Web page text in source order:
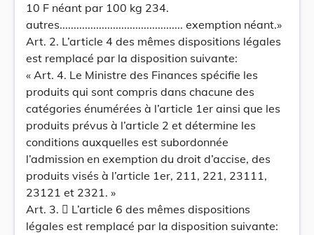
10 F néant par 100 kg 234.
autres............................................ exemption néant.»
Art. 2. L’article 4 des mêmes dispositions légales
est remplacé par la disposition suivante:
« Art. 4. Le Ministre des Finances spécifie les
produits qui sont compris dans chacune des
catégories énumérées à l’article 1er ainsi que les
produits prévus à l’article 2 et détermine les
conditions auxquelles est subordonnée
l’admission en exemption du droit d’accise, des
produits visés à l’article 1er, 211, 221, 23111,
23121 et 2321. »
Art. 3.  L’article 6 des mêmes dispositions
légales est remplacé par la disposition suivante: